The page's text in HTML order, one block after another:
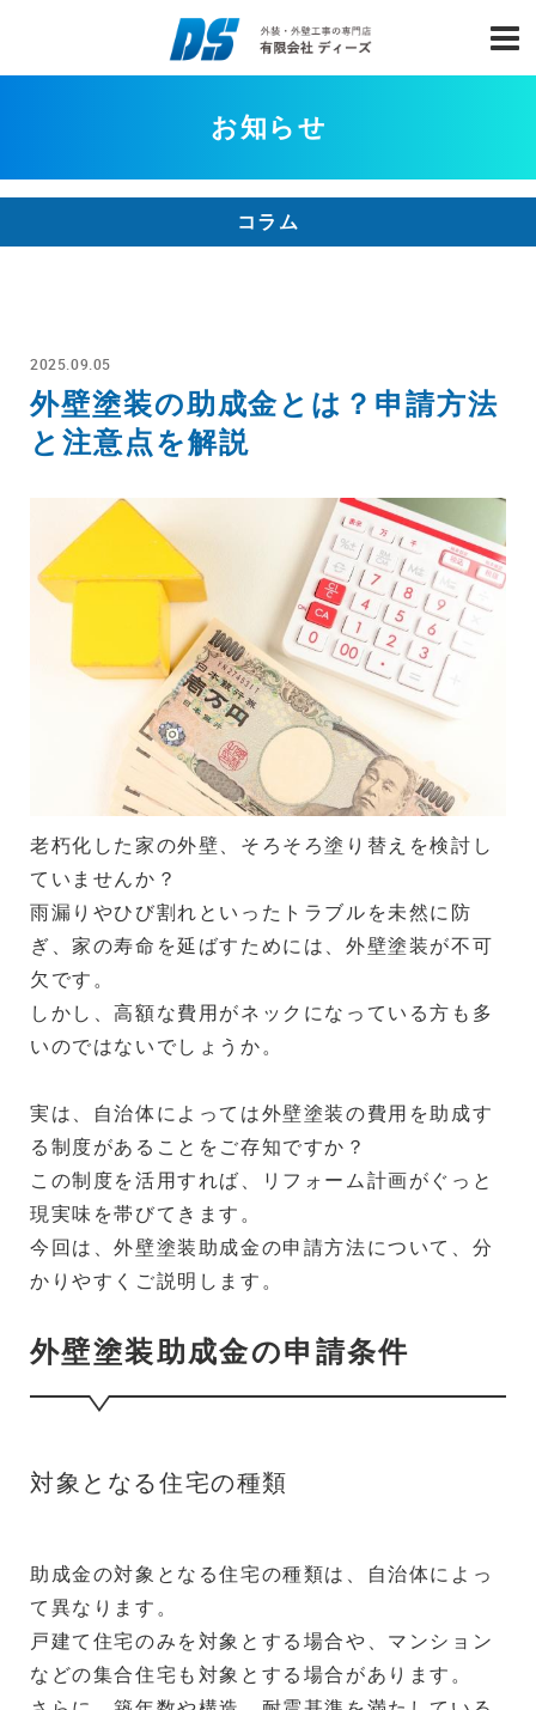
お知らせ
コラム
2025.09.05
外壁塗装の助成金とは？申請方法
と注意点を解説
老朽化した家の外壁、そろそろ塗り替えを検討し
ていませんか？
雨漏りやひび割れといったトラブルを未然に防
ぎ、家の寿命を延ばすためには、外壁塗装が不可
欠です。
しかし、高額な費用がネックになっている方も多
いのではないでしょうか。
実は、自治体によっては外壁塗装の費用を助成す
る制度があることをご存知ですか？
この制度を活用すれば、リフォーム計画がぐっと
現実味を帯びてきます。
今回は、外壁塗装助成金の申請方法について、分
かりやすくご説明します。
外壁塗装助成金の申請条件
対象となる住宅の種類
助成金の対象となる住宅の種類は、自治体によっ
て異なります。
戸建て住宅のみを対象とする場合や、マンション
などの集合住宅も対象とする場合があります。